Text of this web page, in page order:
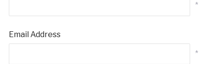
*
Email Address
*